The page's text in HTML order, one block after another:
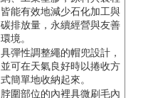
皆能有效地減少石化加工與
碳排放量，永續經營與友善
環境。
具彈性調整繩的帽兜設計，
並可在天氣良好時以捲收方
式簡單地收納起來。
脖圍部位的內裡具微刷毛內